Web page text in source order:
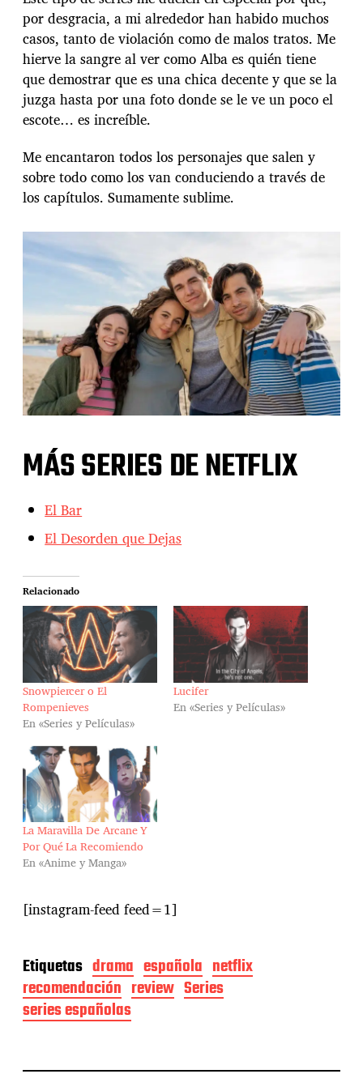
por desgracia, a mi alrededor han habido muchos
casos, tanto de violación como de malos tratos. Me
hierve la sangre al ver como Alba es quién tiene
que demostrar que es una chica decente y que se la
juzga hasta por una foto donde se le ve un poco el
escote… es increíble.
Me encantaron todos los personajes que salen y
sobre todo como los van conduciendo a través de
los capítulos. Sumamente sublime.
MÁS SERIES DE NETFLIX
El Bar
El Desorden que Dejas
Relacionado
Snowpiercer o El
Rompenieves
En «Series y Películas»
Lucifer
En «Series y Películas»
La Maravilla De Arcane Y
Por Qué La Recomiendo
En «Anime y Manga»
[instagram-feed feed=1]
Etiquetas drama española netflix
recomendación review Series
series españolas